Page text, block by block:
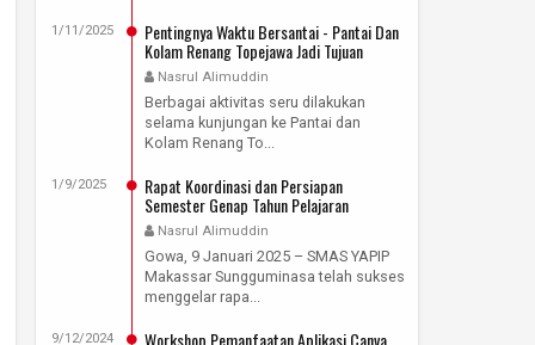
Pentingnya Waktu Bersantai - Pantai Dan
Kolam Renang Topejawa Jadi Tujuan
Rekreasi Guru SMAS YAPIP Makassar
Sungguminasa
Nasrul Alimuddin
1/11/2025
Berbagai aktivitas seru dilakukan
selama kunjungan ke Pantai dan
Kolam Renang To...
Rapat Koordinasi dan Persiapan
Semester Genap Tahun Pelajaran
2024/2025
Nasrul Alimuddin
1/9/2025
Gowa, 9 Januari 2025 – SMAS YAPIP
Makassar Sungguminasa telah sukses
menggelar rapa...
Workshop Pemanfaatan Aplikasi Canva
9/12/2024